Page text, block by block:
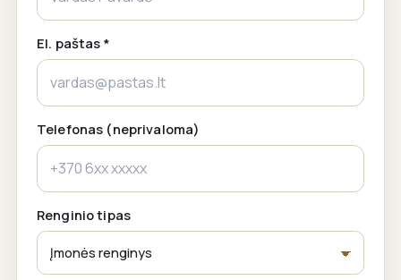
El. paštas *
Telefonas (neprivaloma)
Renginio tipas